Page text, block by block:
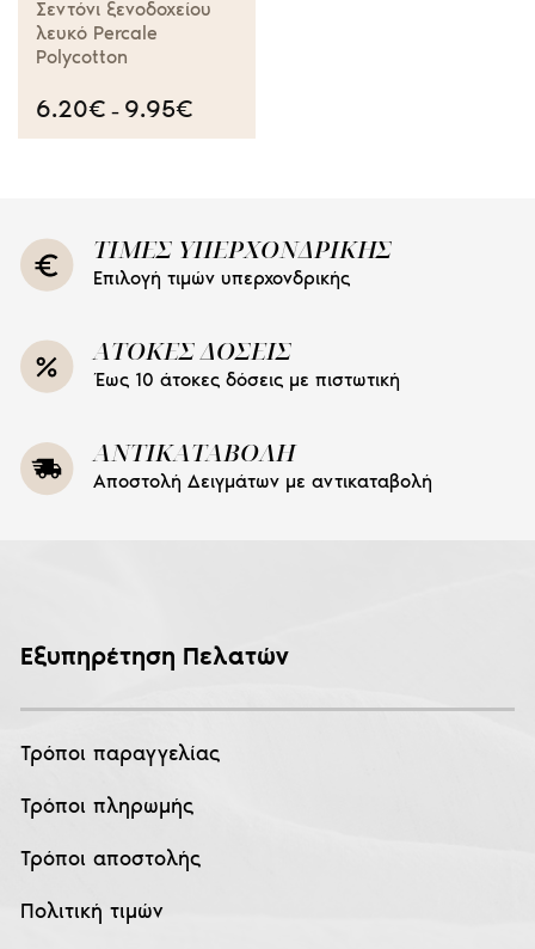
Σεντόνι ξενοδοχείου
λευκό Percale
Polycotton
6.20€ – 9.95€Price
range:
ΤΙΜΕΣ ΥΠΕΡΧΟΝΔΡΙΚΗΣ
Επιλογή τιμών υπερχονδρικής
ΑΤΟΚΕΣ ΔΟΣΕΙΣ
Έως 10 άτοκες δόσεις με πιστωτική
ΑΝΤΙΚΑΤΑΒΟΛΗ
Αποστολή Δειγμάτων με αντικαταβολή
Εξυπηρέτηση Πελατών
Τρόποι παραγγελίας
Τρόποι πληρωμής
Τρόποι αποστολής
Πολιτική τιμών